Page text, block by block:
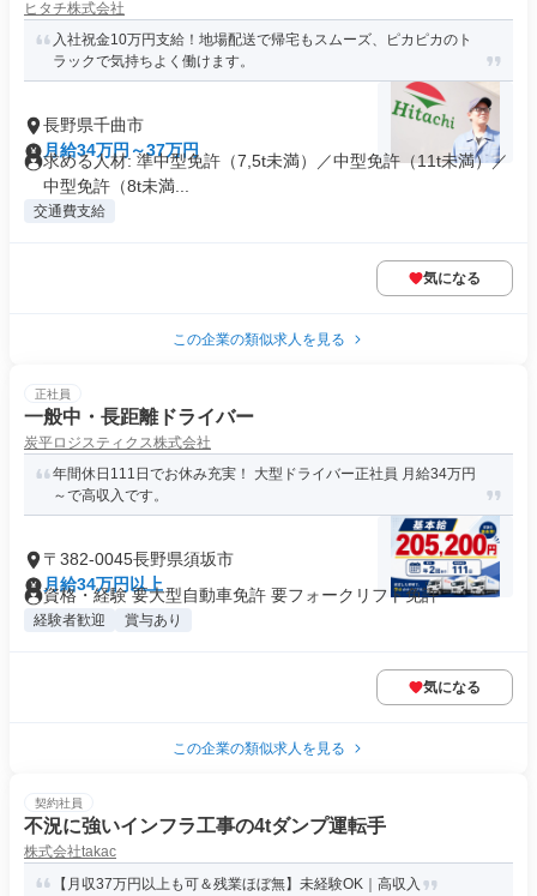
ヒタチ株式会社
入社祝金10万円支給！地場配送で帰宅もスムーズ、ピカピカのト
ラックで気持ちよく働けます。
長野県千曲市
月給34万円～37万円
求める人材: 準中型免許（7,5t未満）／中型免許（11t未満）／
中型免許（8t未満...
交通費支給
気になる
この企業の類似求人を見る
正社員
一般中・長距離ドライバー
炭平ロジスティクス株式会社
年間休日111日でお休み充実！ 大型ドライバー正社員 月給34万円
～で高収入です。
〒382-0045長野県須坂市
月給34万円以上
資格・経験 要大型自動車免許 要フォークリフト免許
経験者歓迎 賞与あり
気になる
この企業の類似求人を見る
契約社員
不況に強いインフラ工事の4tダンプ運転手
株式会社takac
【月収37万円以上も可＆残業ほぼ無】未経験OK｜高収入